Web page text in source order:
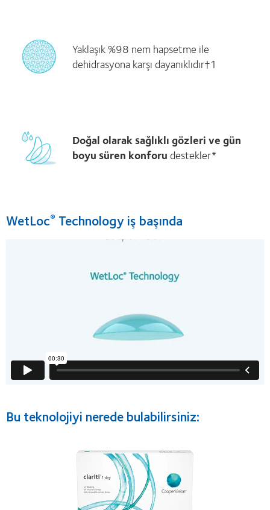
Yaklaşık %98 nem hapsetme ile
dehidrasyona karşı dayanıklıdır†1
Doğal olarak sağlıklı gözleri ve gün
boyu süren konforudestekler*
WetLoc® Technology iş başında
Bu teknolojiyi nerede bulabilirsiniz: